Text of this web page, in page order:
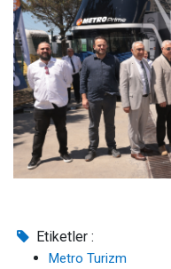
Etiketler :
Metro Turizm